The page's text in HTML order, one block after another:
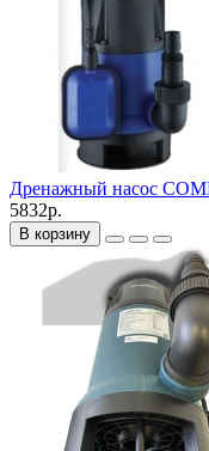
Дренажный насос
5832р.
В корзину